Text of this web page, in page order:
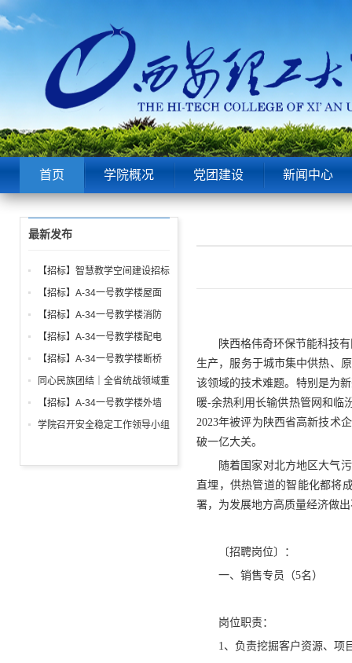
首页 学院概况 党团建设 新闻中心
陕西格伟奇环保节能科技
生产，服务于城市集中供热、
该领域的技术难题。特别是为
暖-余热利用长输供热管网和临
2023年被评为陕西省高新技术
破一亿大关。
随着国家对北方地区大气
直埋，供热管道的智能化都将
署，为发展地方高质量经济做
〔招聘岗位〕：
一、销售专员（5名）
岗位职责：
1、负责挖掘客户资源、项
最新发布
【招标】智慧教学空间建设招标
公告
【招标】A-34一号教学楼屋面
找坡层及保温层工程招标公告
【招标】A-34一号教学楼消防
给水、电气、通风系统与防火门
调试工程招标公告
【招标】A-34一号教学楼配电
箱、柜采购招标文件
【招标】A-34一号教学楼断桥
铝合金窗深化设计、制作安装招
标公告
同心民族团结｜全省统战领域重
点工作推进会召开
【招标】A-34一号教学楼外墙
保温及饰面工程招标公告
学院召开安全稳定工作领导小组
校园安全工作